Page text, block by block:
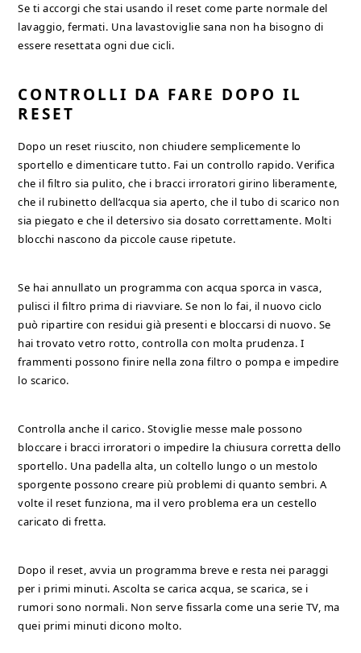
Se ti accorgi che stai usando il reset come parte normale del
lavaggio, fermati. Una lavastoviglie sana non ha bisogno di
essere resettata ogni due cicli.
CONTROLLI DA FARE DOPO IL
RESET
Dopo un reset riuscito, non chiudere semplicemente lo
sportello e dimenticare tutto. Fai un controllo rapido. Verifica
che il filtro sia pulito, che i bracci irroratori girino liberamente,
che il rubinetto dell’acqua sia aperto, che il tubo di scarico non
sia piegato e che il detersivo sia dosato correttamente. Molti
blocchi nascono da piccole cause ripetute.
Se hai annullato un programma con acqua sporca in vasca,
pulisci il filtro prima di riavviare. Se non lo fai, il nuovo ciclo
può ripartire con residui già presenti e bloccarsi di nuovo. Se
hai trovato vetro rotto, controlla con molta prudenza. I
frammenti possono finire nella zona filtro o pompa e impedire
lo scarico.
Controlla anche il carico. Stoviglie messe male possono
bloccare i bracci irroratori o impedire la chiusura corretta dello
sportello. Una padella alta, un coltello lungo o un mestolo
sporgente possono creare più problemi di quanto sembri. A
volte il reset funziona, ma il vero problema era un cestello
caricato di fretta.
Dopo il reset, avvia un programma breve e resta nei paraggi
per i primi minuti. Ascolta se carica acqua, se scarica, se i
rumori sono normali. Non serve fissarla come una serie TV, ma
quei primi minuti dicono molto.